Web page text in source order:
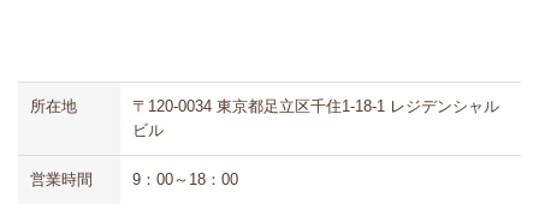
所在地
〒120-0034 東京都足立区千住1-18-1 レジデンシャル
ビル
営業時間 9：00～18：00